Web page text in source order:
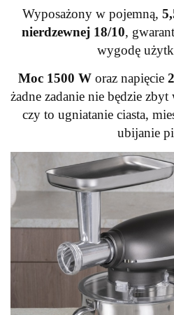
Wyposażony w pojemną,
nierdzewnej 18/10,
wygodę
Moc 1500 W oraz napięcie
żadne zadanie nie będzie
czy to ugniatanie ciasta,
ubijanie